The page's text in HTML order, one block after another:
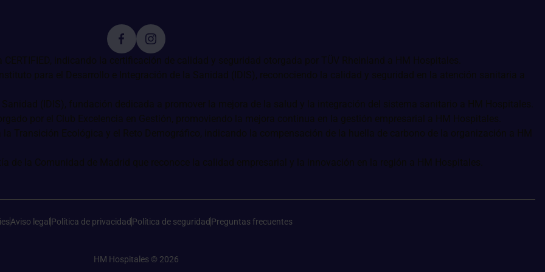
Aviso legal Política de privacidad Política de seguridad Preguntas frecuentes
HM Hospitales © 2026